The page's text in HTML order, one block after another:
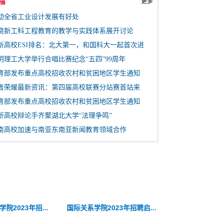
京电影学院博士后招收公告
更多
全省工业设计发展有好处
新工科工程教育的教学与实践体系展开讨论
高校ESI排名：北大第一，和国科大一起首次进
理工大学举行合唱比赛纪念“五四”99周年
部发布重点高校招收农村和贫困地区学生通知
荣耀最新资讯：第四届高校联赛分站赛首站来
部发布重点高校招收农村和贫困地区学生通知
高校辩论手齐聚湖北大学“法理争鸣”
高校加速与南亚东南亚新闻教育领域合作
处招聘启...
年公开招... 武汉特聘教授李纲课题组招...
院2023年招... 中山大学2023年人才招聘启...
学Prof. Zhi... 国际关系学院2023年招聘启...